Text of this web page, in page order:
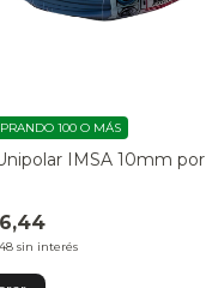
IMSA 10mm por
sin interés
100 O MÁS